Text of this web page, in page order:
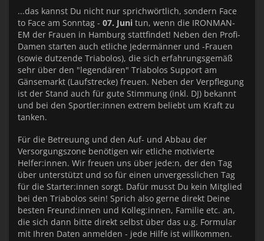
...das kannst Du nicht nur sprichwörtlich, sondern Face
to Face am Sonntag - 07. Juni tun, wenn die IRONMAN-
EM der Frauen in Hamburg stattfindet! Neben den Profi-
Damen starten auch etliche Jedermänner und -Frauen
(sowie dutzende Triabolos), die sich erfahrungsgemäß
sehr über den "legendären" Triabolos Support am
Gänsemarkt (Laufstrecke) freuen. Neben der Verpflegung
ist der Stand auch für gute Stimmung (inkl. DJ) bekannt
und bei den Sportler:innen extrem beliebt um Kraft zu
tanken.
Für die Betreuung und den Auf- und Abbau der
Versorgungszone benötigen wir etliche motivierte
Helfer:innen. Wir freuen uns über jede:n, der den Tag
über unterstützt und so für einen unvergesslichen Tag
für die Starter:innen sorgt. Dafür musst Du kein Mitglied
bei den Triabolos sein! Sprich also gerne direkt Deine
besten Freund:innen und Kolleg:innen, Familie etc. an,
die sich dann bitte direkt selbst über das u.g. Formular
mit Ihren Daten anmelden - jede Hilfe ist willkommen.